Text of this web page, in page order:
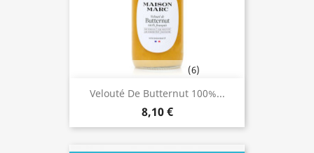
Velouté De Butternut 100%...
8,10 €
(6)